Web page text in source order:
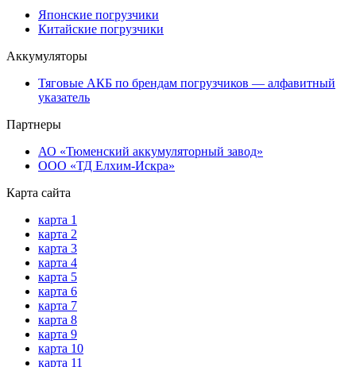
Японские погрузчики
Китайские погрузчики
Аккумуляторы
Тяговые АКБ по брендам погрузчиков — алфавитный
указатель
Партнеры
АО «Тюменский аккумуляторный завод»
ООО «ТД Елхим-Искра»
Карта сайта
карта 1
карта 2
карта 3
карта 4
карта 5
карта 6
карта 7
карта 8
карта 9
карта 10
карта 11